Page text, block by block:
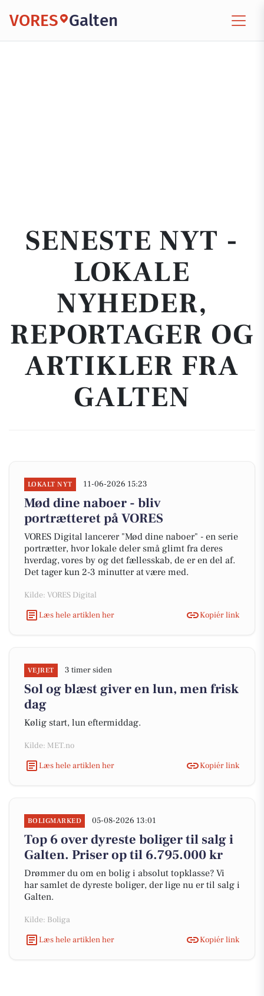
VORES Galten
SENESTE NYT -
LOKALE
NYHEDER,
REPORTAGER OG
ARTIKLER FRA
GALTEN
LOKALT NYT 11-06-2026 15:23
Mød dine naboer - bliv
portrætteret på VORES
VORES Digital lancerer "Mød dine naboer" - en serie
portrætter, hvor lokale deler små glimt fra deres
hverdag, vores by og det fællesskab, de er en del af.
Det tager kun 2-3 minutter at være med.
Kilde: VORES Digital
Læs hele artiklen her
Kopiér link
VEJRET 3 timer siden
Sol og blæst giver en lun, men frisk
dag
Kølig start, lun eftermiddag.
Kilde: MET.no
Læs hele artiklen her
Kopiér link
BOLIGMARKED 05-08-2026 13:01
Top 6 over dyreste boliger til salg i
Galten. Priser op til 6.795.000 kr
Drømmer du om en bolig i absolut topklasse? Vi
har samlet de dyreste boliger, der lige nu er til salg i
Galten.
Kilde: Boliga
Læs hele artiklen her
Kopiér link